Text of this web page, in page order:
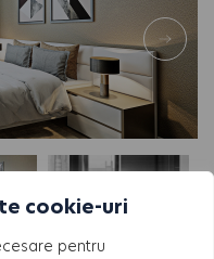
cookie-uri
pentru